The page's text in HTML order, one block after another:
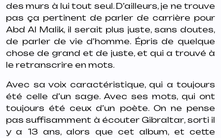
des murs à lui tout seul. D’ailleurs, je ne trouve
pas ça pertinent de parler de carrière pour
Abd Al Malik, il serait plus juste, sans doutes,
de parler de vie d’homme. Épris de quelque
chose de grand et de juste, et qui a trouvé à
le retranscrire en mots.
Avec sa voix caractéristique, qui a toujours
été celle d’un sage. Avec ses mots, qui ont
toujours été ceux d’un poète. On ne pense
pas suffisamment à écouter Gibraltar, sorti il
y a 13 ans, alors que cet album, et cette